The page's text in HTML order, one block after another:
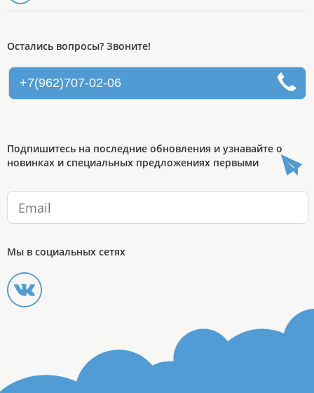
Остались вопросы? Звоните!
+7(962)707-02-06
Подпишитесь на последние обновления и узнавайте о
новинках и специальных предложениях первыми
Мы в социальных сетях